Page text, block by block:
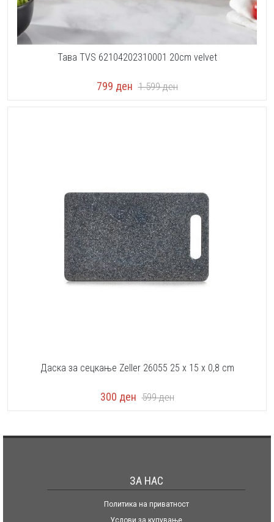
Тава TVS 62104202310001 20cm velvet
799 ден 1.599ден
Даска за сецкање Zeller 26055 25 x 15 x 0,8 cm
300 ден 599ден
ЗА НАС
Политика на приватност